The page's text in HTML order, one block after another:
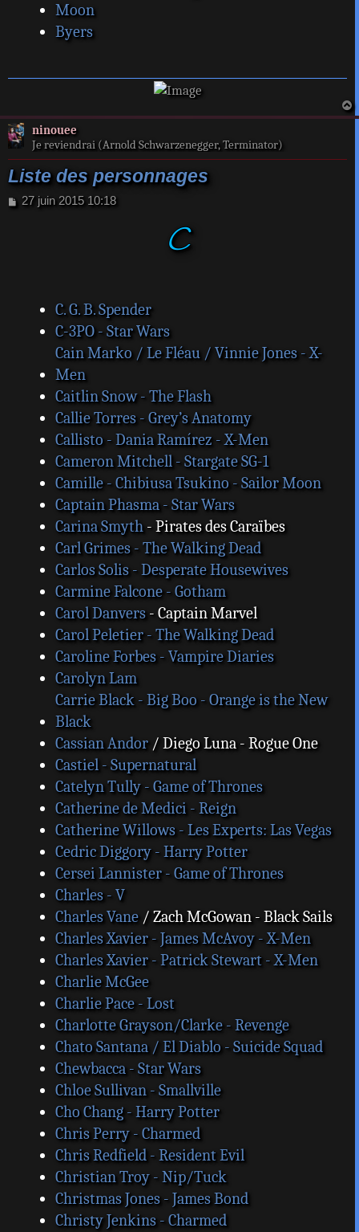
Moon
Byers
a
ninouee
Je reviendrai (Arnold Schwarzenegger, Terminator)
Liste des personnages
M
27 juin 2015 10:18
C
C. G. B. Spender
C-3PO - Star Wars
Cain Marko / Le Fléau / Vinnie Jones - X-
Men
Caitlin Snow - The Flash
Callie Torres - Grey’s Anatomy
Callisto - Dania Ramírez - X-Men
Cameron Mitchell - Stargate SG-1
Camille - Chibiusa Tsukino - Sailor Moon
Captain Phasma - Star Wars
Carina Smyth- Pirates des Caraïbes
Carl Grimes - The Walking Dead
Carlos Solis - Desperate Housewives
Carmine Falcone - Gotham
Carol Danvers- Captain Marvel
Carol Peletier - The Walking Dead
Caroline Forbes - Vampire Diaries
Carolyn Lam
Carrie Black - Big Boo - Orange is the New
Black
Cassian Andor/ Diego Luna - Rogue One
Castiel - Supernatural
Catelyn Tully - Game of Thrones
Catherine de Medici - Reign
Catherine Willows - Les Experts: Las Vegas
Cedric Diggory - Harry Potter
Cersei Lannister - Game of Thrones
Charles - V
Charles Vane/ Zach McGowan - Black Sails
Charles Xavier - James McAvoy - X-Men
Charles Xavier - Patrick Stewart - X-Men
Charlie McGee
Charlie Pace - Lost
Charlotte Grayson/Clarke - Revenge
Chato Santana / El Diablo - Suicide Squad
Chewbacca - Star Wars
Chloe Sullivan - Smallville
Cho Chang - Harry Potter
Chris Perry - Charmed
Chris Redfield - Resident Evil
Christian Troy - Nip/Tuck
Christmas Jones - James Bond
Christy Jenkins - Charmed